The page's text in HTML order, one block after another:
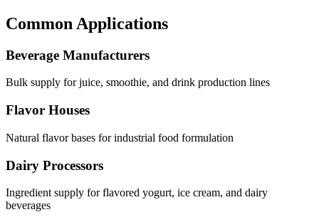
Common Applications
Beverage Manufacturers
Bulk supply for juice, smoothie, and drink production lines
Flavor Houses
Natural flavor bases for industrial food formulation
Dairy Processors
Ingredient supply for flavored yogurt, ice cream, and dairy
beverages